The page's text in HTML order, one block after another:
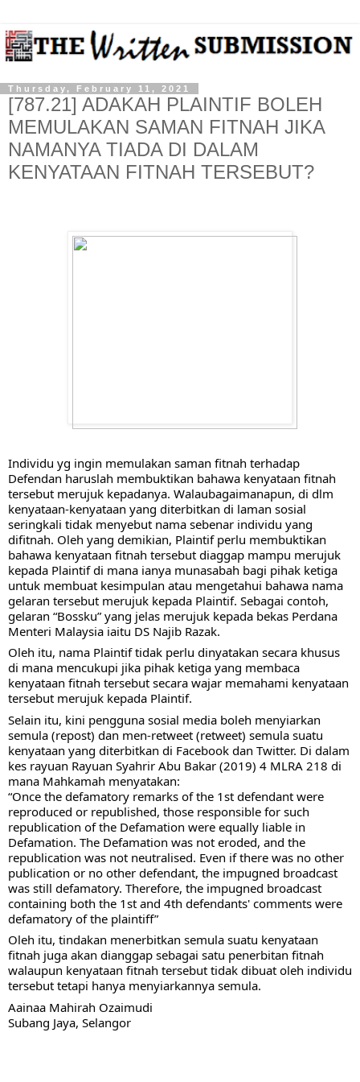
Thursday, February 11, 2021
[787.21] ADAKAH PLAINTIF BOLEH
MEMULAKAN SAMAN FITNAH JIKA
NAMANYA TIADA DI DALAM
KENYATAAN FITNAH TERSEBUT?
Individu yg ingin memulakan saman fitnah terhadap
Defendan haruslah membuktikan bahawa kenyataan fitnah
tersebut merujuk kepadanya. Walaubagaimanapun, di dlm
kenyataan-kenyataan yang diterbitkan di laman sosial
seringkali tidak menyebut nama sebenar individu yang
difitnah. Oleh yang demikian, Plaintif perlu membuktikan
bahawa kenyataan fitnah tersebut diaggap mampu merujuk
kepada Plaintif di mana ianya munasabah bagi pihak ketiga
untuk membuat kesimpulan atau mengetahui bahawa nama
gelaran tersebut merujuk kepada Plaintif. Sebagai contoh,
gelaran “Bossku” yang jelas merujuk kepada bekas Perdana
Menteri Malaysia iaitu DS Najib Razak.
Oleh itu, nama Plaintif tidak perlu dinyatakan secara khusus
di mana mencukupi jika pihak ketiga yang membaca
kenyataan fitnah tersebut secara wajar memahami kenyataan
tersebut merujuk kepada Plaintif.
Selain itu, kini pengguna sosial media boleh menyiarkan
semula (repost) dan men-retweet (retweet) semula suatu
kenyataan yang diterbitkan di Facebook dan Twitter. Di dalam
kes rayuan Rayuan Syahrir Abu Bakar (2019) 4 MLRA 218 di
mana Mahkamah menyatakan:
“Once the defamatory remarks of the 1st defendant were
reproduced or republished, those responsible for such
republication of the Defamation were equally liable in
Defamation. The Defamation was not eroded, and the
republication was not neutralised. Even if there was no other
publication or no other defendant, the impugned broadcast
was still defamatory. Therefore, the impugned broadcast
containing both the 1st and 4th defendants' comments were
defamatory of the plaintiff”
Oleh itu, tindakan menerbitkan semula suatu kenyataan
fitnah juga akan dianggap sebagai satu penerbitan fitnah
walaupun kenyataan fitnah tersebut tidak dibuat oleh individu
tersebut tetapi hanya menyiarkannya semula.
Aainaa Mahirah Ozaimudi
Subang Jaya, Selangor